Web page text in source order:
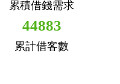
累積借錢需求
44883
累計借客數